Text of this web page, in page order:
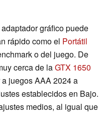
gráfico puede
rápido como el Portátil
o del juego. De
cerca de laGTX 1650
juegos AAA 2024 a
establecidos en Bajo.
medios, al igual que